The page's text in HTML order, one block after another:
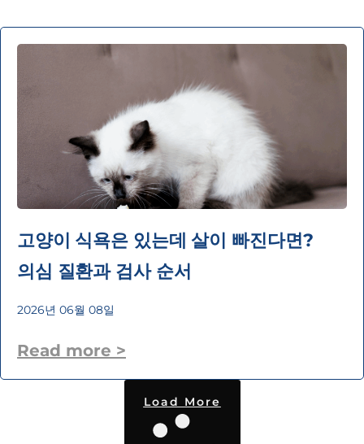
고양이 식욕은 있는데 살이 빠진다면?
의심 질환과 검사 순서
2026년 06월 08일
Read more >
Load More